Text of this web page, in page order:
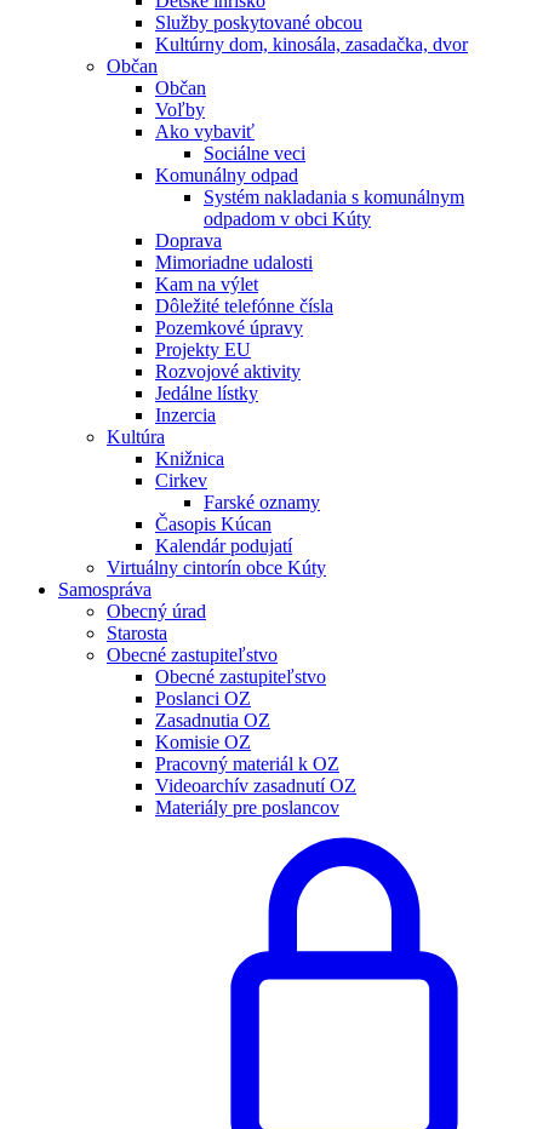
Služby poskytované obcou
Kultúrny dom, kinosála, zasadačka, dvor
Občan
Občan
Voľby
Ako vybaviť
Sociálne veci
Komunálny odpad
Systém nakladania s komunálnym
odpadom v obci Kúty
Doprava
Mimoriadne udalosti
Kam na výlet
Dôležité telefónne čísla
Pozemkové úpravy
Projekty EU
Rozvojové aktivity
Jedálne lístky
Inzercia
Kultúra
Knižnica
Cirkev
Farské oznamy
Časopis Kúcan
Kalendár podujatí
Virtuálny cintorín obce Kúty
Samospráva
Obecný úrad
Starosta
Obecné zastupiteľstvo
Obecné zastupiteľstvo
Poslanci OZ
Zasadnutia OZ
Komisie OZ
Pracovný materiál k OZ
Videoarchív zasadnutí OZ
Materiály pre poslancov